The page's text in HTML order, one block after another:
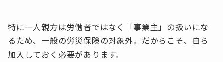
特に一人親方は労働者ではなく「事業主」の扱いにな
るため、一般の労災保険の対象外。だからこそ、自ら
加入しておく必要があります。